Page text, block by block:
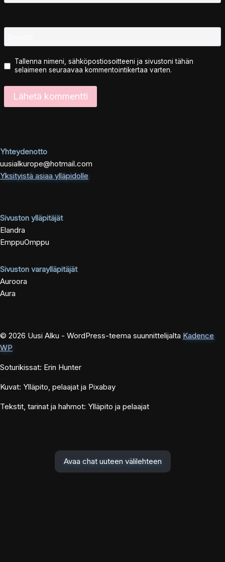
Tallenna nimeni, sähköpostiosoitteeni ja sivustoni tähän
selaimeen seuraavaa kommentointikertaa varten.
Yhteydenotto
uusialkurope@hotmail.com
Yksityistä asiaa ylläpidolle
Sivuston ylläpitäjät
Elandra
EmppuOmppu
Sivuston varaylläpitäjät
Auroora
Aura
© 2026 Uusi Alku - WordPress-teema suunnittelijalta Kadence
WP
Soturikissat: Erin Hunter
Kuvat: Ylläpito, pelaajat ja Pixabay
Tekstit, tarinat ja hahmot: Ylläpito ja pelaajat
Avaa chat uuteen välilehteen